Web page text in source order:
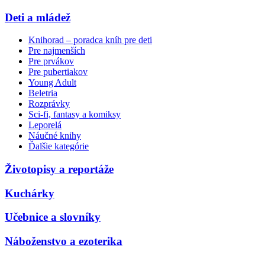
Deti a mládež
Knihorad – poradca kníh pre deti
Pre najmenších
Pre prvákov
Pre pubertiakov
Young Adult
Beletria
Rozprávky
Sci-fi, fantasy a komiksy
Leporelá
Náučné knihy
Ďalšie kategórie
Životopisy a reportáže
Kuchárky
Učebnice a slovníky
Náboženstvo a ezoterika